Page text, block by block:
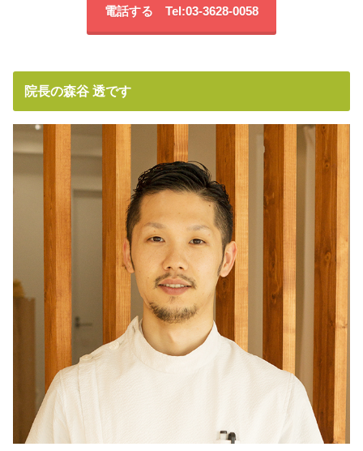
電話する Tel:03-3628-0058
院長の森谷 透です